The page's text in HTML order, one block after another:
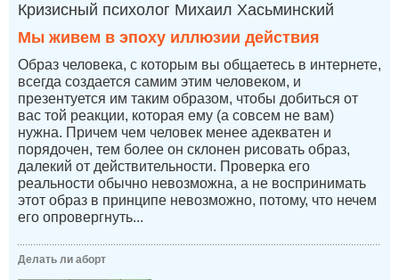
Кризисный психолог Михаил Хасьминский
Мы живем в эпоху иллюзии действия
Образ человека, с которым вы общаетесь в интернете,
всегда создается самим этим человеком, и
презентуется им таким образом, чтобы добиться от
вас той реакции, которая ему (а совсем не вам)
нужна. Причем чем человек менее адекватен и
порядочен, тем более он склонен рисовать образ,
далекий от действительности. Проверка его
реальности обычно невозможна, а не воспринимать
этот образ в принципе невозможно, потому, что нечем
его опровергнуть...
Делать ли аборт